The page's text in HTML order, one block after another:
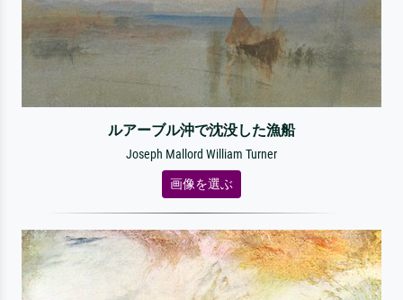
ルアーブル沖で沈没した漁船
Joseph Mallord William Turner
画像を選ぶ